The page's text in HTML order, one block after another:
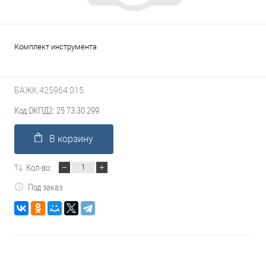
Комплект инструмента
БАЖК.425964.015
Код ОКПД2: 25.73.30.299
В корзину
Кол-во:
Под заказ